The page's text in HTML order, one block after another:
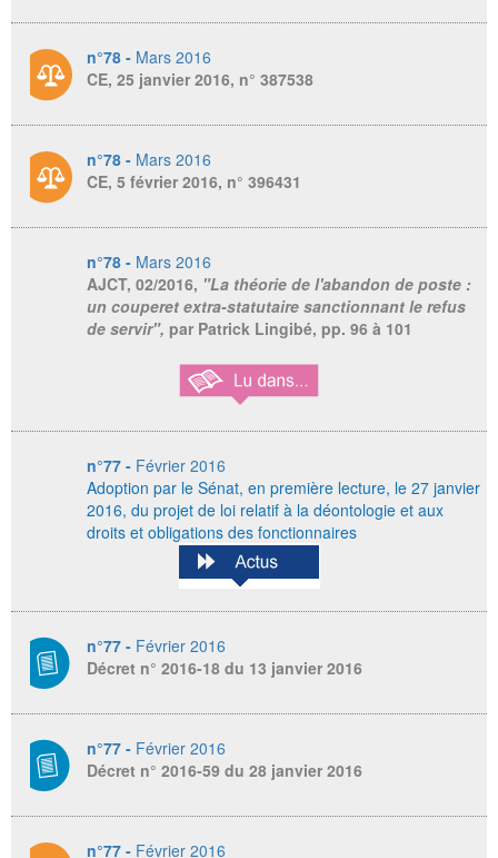
n°78 - Mars 2016
CE, 25 janvier 2016, n° 387538
n°78 - Mars 2016
CE, 5 février 2016, n° 396431
n°78 - Mars 2016
AJCT, 02/2016, "La théorie de l'abandon de poste :
un couperet extra-statutaire sanctionnant le refus
de servir", par Patrick Lingibé, pp. 96 à 101
n°77 - Février 2016
Adoption par le Sénat, en première lecture, le 27 janvier
2016, du projet de loi relatif à la déontologie et aux
droits et obligations des fonctionnaires
n°77 - Février 2016
Décret n° 2016-18 du 13 janvier 2016
n°77 - Février 2016
Décret n° 2016-59 du 28 janvier 2016
n°77 - Février 2016